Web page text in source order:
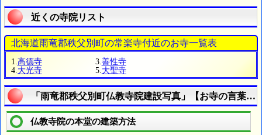
近くの寺院リスト
北海道雨竜郡秩父別町の常楽寺付近のお寺一覧表
1. 高德寺 3. 善性寺
4. 大光寺 5. 大聖寺
「雨竜郡秩父別町仏教寺院建設写真」【お寺の言葉を
仏教寺院の本堂の建築方法